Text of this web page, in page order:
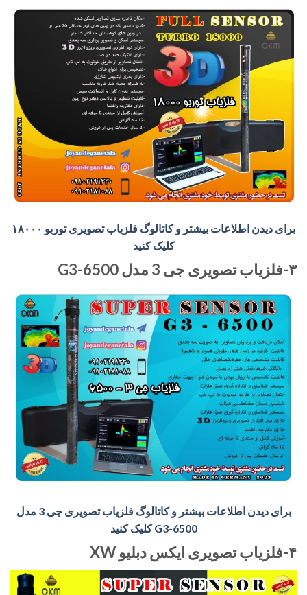
برای دیدن اطلاعات بیشتر و کاتالوگ فلزیاب تصویری توربو ۱۸۰۰۰
کلیک کنید
۳-فلزیاب تصویری جی 3 مدل G3-6500
برای دیدن اطلاعات بیشتر و کاتالوگ فلزیاب تصویری جی 3 مدل
G3-6500 کلیک کنید
۴-فلزیاب تصویری ایکس دبلیو XW